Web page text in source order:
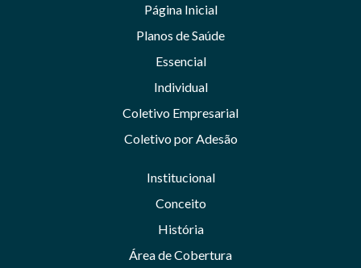
Página Inicial
Planos de Saúde
Essencial
Individual
Coletivo Empresarial
Coletivo por Adesão
Institucional
Conceito
História
Área de Cobertura